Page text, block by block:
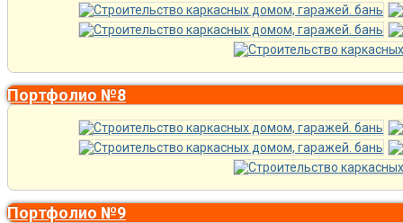
Портфолио №8
Портфолио №9